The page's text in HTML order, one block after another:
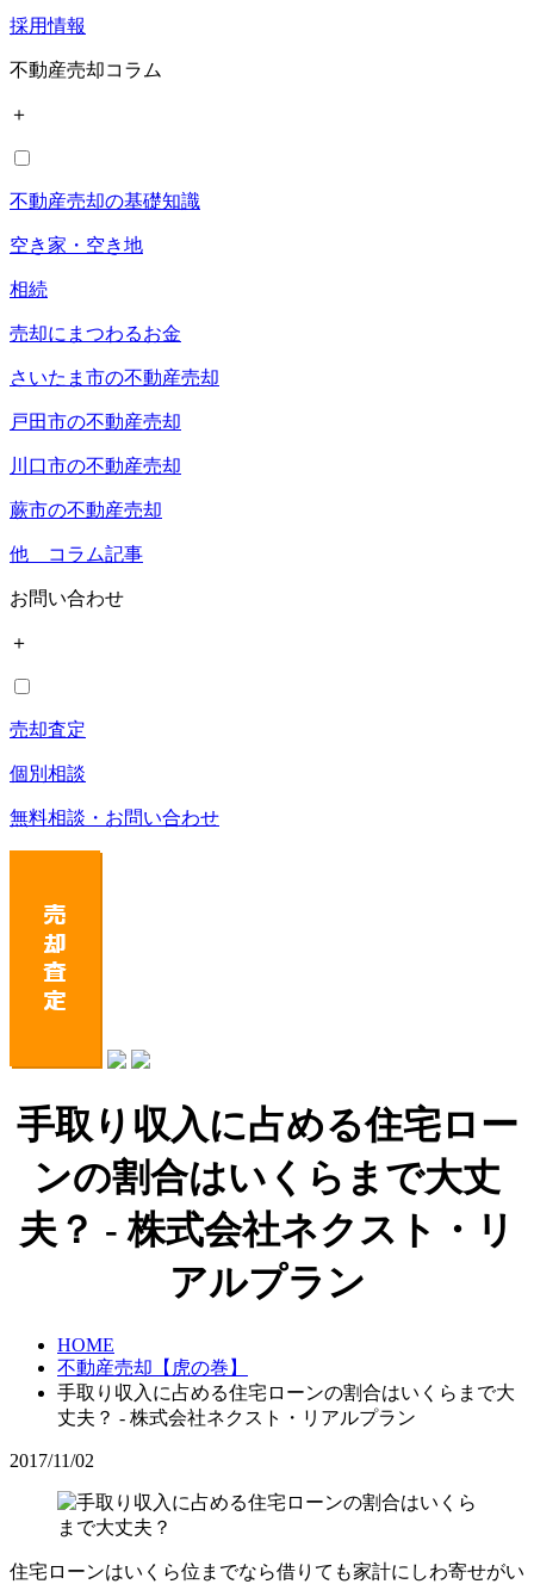
採用情報
不動産売却コラム
＋
不動産売却の基礎知識
空き家・空き地
相続
売却にまつわるお金
さいたま市の不動産売却
戸田市の不動産売却
川口市の不動産売却
蕨市の不動産売却
他 コラム記事
お問い合わせ
＋
売却査定
個別相談
無料相談・お問い合わせ
手取り収入に占める住宅ロー
ンの割合はいくらまで大丈
夫？ - 株式会社ネクスト・リ
アルプラン
HOME
不動産売却【虎の巻】
手取り収入に占める住宅ローンの割合はいくらまで大
丈夫？ - 株式会社ネクスト・リアルプラン
2017/11/02
住宅ローンはいくら位までなら借りても家計にしわ寄せがい